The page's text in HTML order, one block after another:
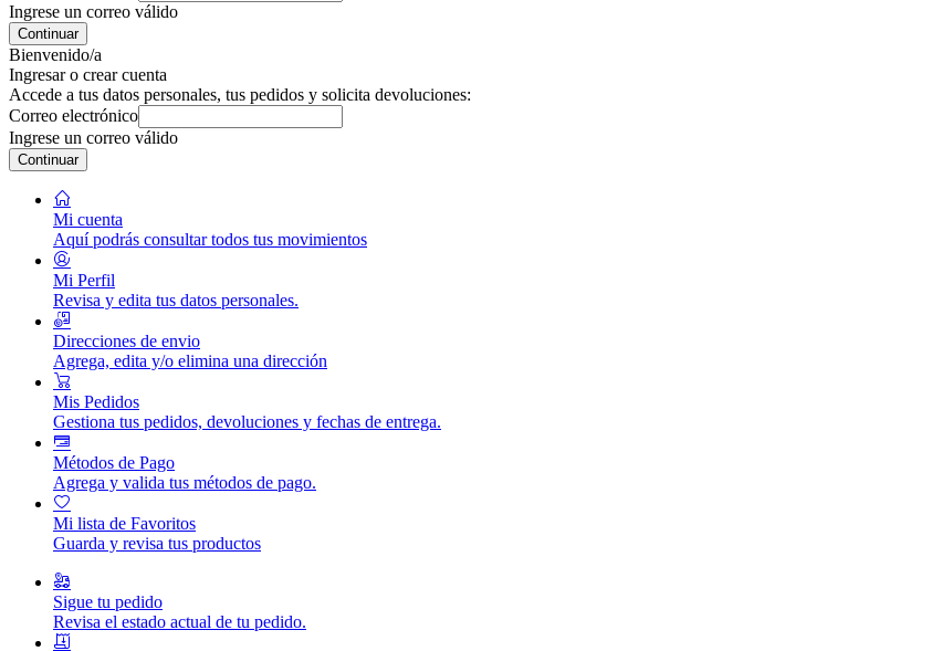
Ingrese un correo válido
Continuar
Bienvenido/a
Ingresar o crear cuenta
Accede a tus datos personales, tus pedidos y solicita devoluciones:
Correo electrónico
Ingrese un correo válido
Continuar
Mi cuenta
Aquí podrás consultar todos tus movimientos
Mi Perfil
Revisa y edita tus datos personales.
Direcciones de envio
Agrega, edita y/o elimina una dirección
Mis Pedidos
Gestiona tus pedidos, devoluciones y fechas de entrega.
Métodos de Pago
Agrega y valida tus métodos de pago.
Mi lista de Favoritos
Guarda y revisa tus productos
Sigue tu pedido
Revisa el estado actual de tu pedido.